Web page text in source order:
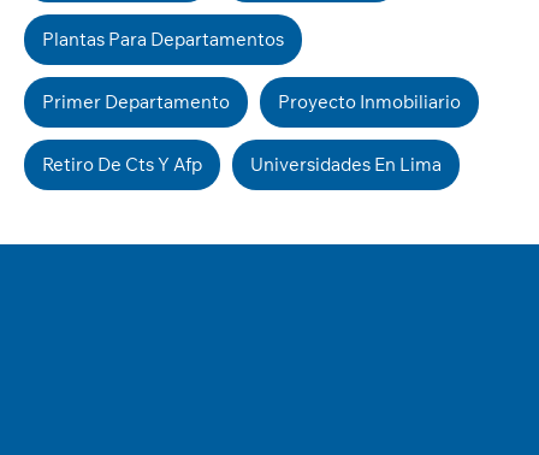
Plantas Para Departamentos
Primer Departamento Proyecto Inmobiliario
Retiro De Cts Y Afp Universidades En Lima